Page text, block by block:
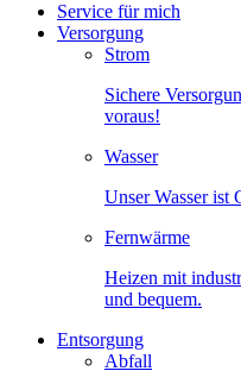
Service für mich
Versorgung
Strom
Sichere
voraus!
Wasser
Unser Wasser ist
Fernwärme
Heizen mit
und bequem.
Entsorgung
Abfall